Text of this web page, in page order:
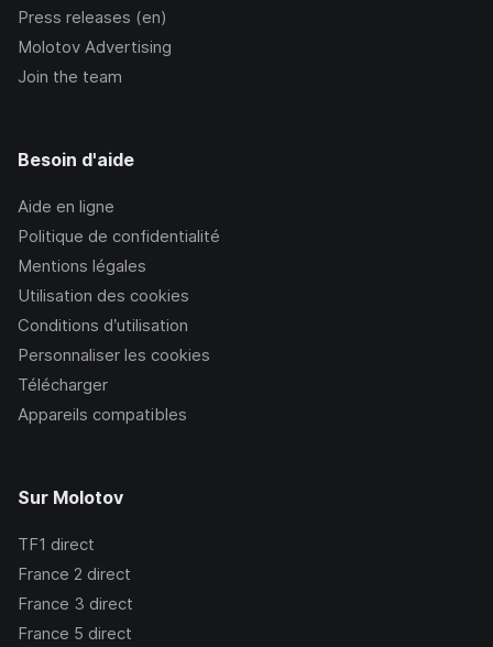
Press releases (en)
Molotov Advertising
Join the team
Besoin d'aide
Aide en ligne
Politique de confidentialité
Mentions légales
Utilisation des cookies
Conditions d’utilisation
Personnaliser les cookies
Télécharger
Appareils compatibles
Sur Molotov
TF1 direct
France 2 direct
France 3 direct
France 5 direct